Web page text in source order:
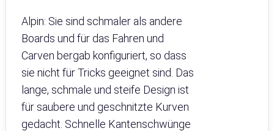
Alpin: Sie sind schmaler als andere
Boards und für das Fahren und
Carven bergab konfiguriert, so dass
sie nicht für Tricks geeignet sind. Das
lange, schmale und steife Design ist
für saubere und geschnitzte Kurven
gedacht. Schnelle Kantenschwünge